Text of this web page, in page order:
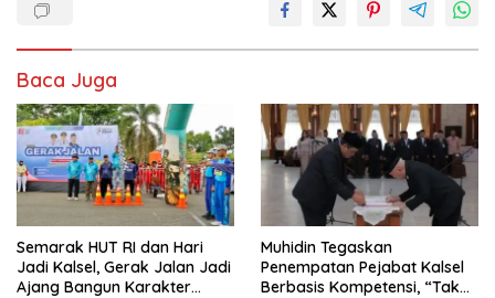
Baca Juga
Semarak HUT RI dan Hari
Jadi Kalsel, Gerak Jalan Jadi
Ajang Bangun Karakter
Muhidin Tegaskan
Penempatan Pejabat Kalsel
Berbasis Kompetensi, “Tak